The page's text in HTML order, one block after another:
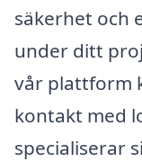
säkerhet och
under ditt
vår plattform
kontakt med
specialiserar